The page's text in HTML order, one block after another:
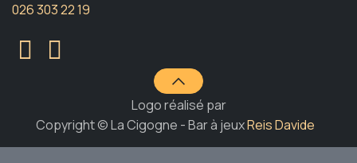
026 303 22 19
Logo réalisé par
Copyright © La Cigogne - Bar à jeuxReis Davide